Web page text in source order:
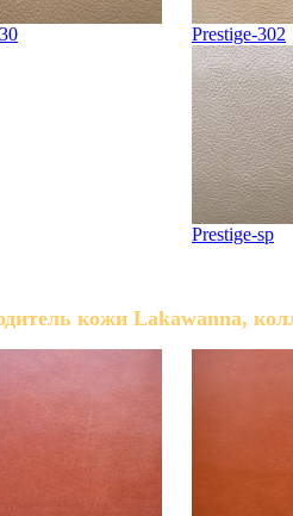
Prestige-302
Prestige-sp
кожи Lakawanna,